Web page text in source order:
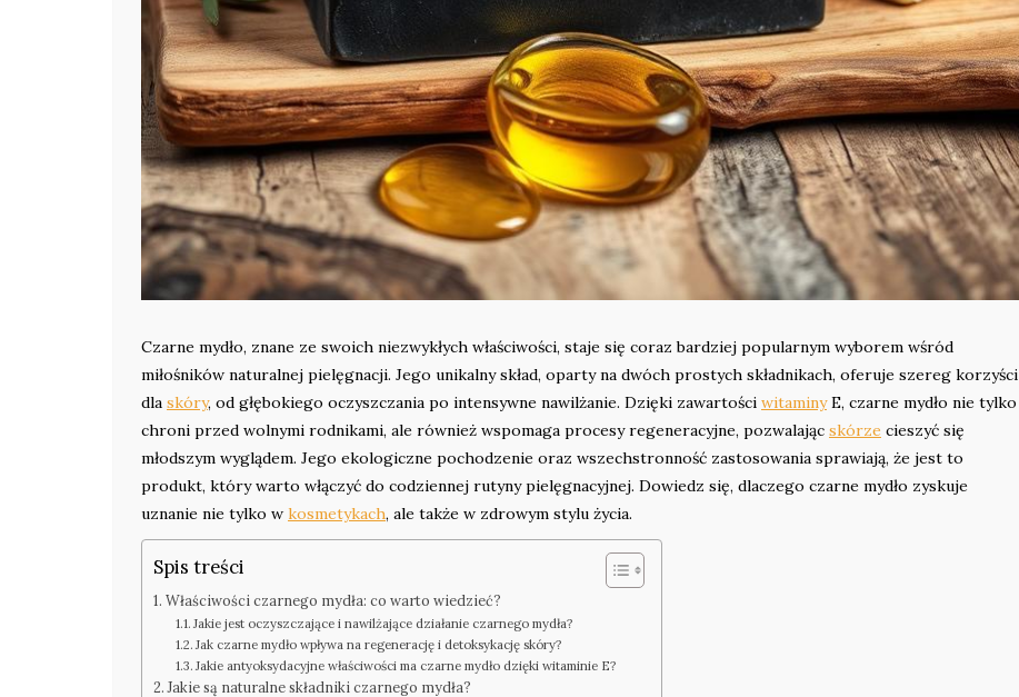
Czarne mydło, znane ze swoich niezwykłych właściwości, staje się coraz bardziej popularnym wyborem wśród
miłośników naturalnej pielęgnacji. Jego unikalny skład, oparty na dwóch prostych składnikach, oferuje szereg korzyści
dla skóry, od głębokiego oczyszczania po intensywne nawilżanie. Dzięki zawartości witaminyE, czarne mydło nie tylko
chroni przed wolnymi rodnikami, ale również wspomaga procesy regeneracyjne, pozwalając skórze cieszyć się
młodszym wyglądem. Jego ekologiczne pochodzenie oraz wszechstronność zastosowania sprawiają, że jest to
produkt, który warto włączyć do codziennej rutyny pielęgnacyjnej. Dowiedz się, dlaczego czarne mydło zyskuje
uznanie nie tylko w kosmetykach, ale także w zdrowym stylu życia.
Spis treści
Właściwości czarnego mydła: co warto wiedzieć?
Jakie jest oczyszczające i nawilżające działanie czarnego mydła?
Jak czarne mydło wpływa na regenerację i detoksykację skóry?
Jakie antyoksydacyjne właściwości ma czarne mydło dzięki witaminie E?
Jakie są naturalne składniki czarnego mydła?